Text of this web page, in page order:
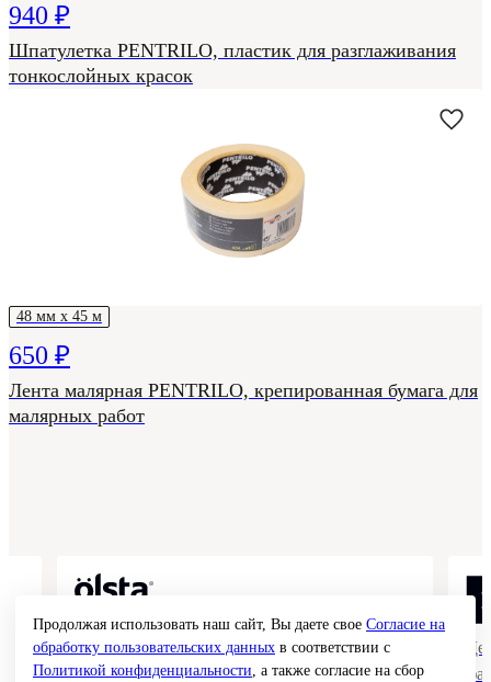
940 ₽
Шпатулетка PENTRILO, пластик для разглаживания
тонкослойных красок
48 мм х 45 м
650 ₽
Лента малярная PENTRILO, крепированная бумага для
малярных работ
Коллекции гладких и структурных
покрытий
Продолжая использовать наш сайт, Вы даете свое Согласие на
обработку пользовательских данных в соответствии с
Политикой конфиденциальности, а также согласие на сбор